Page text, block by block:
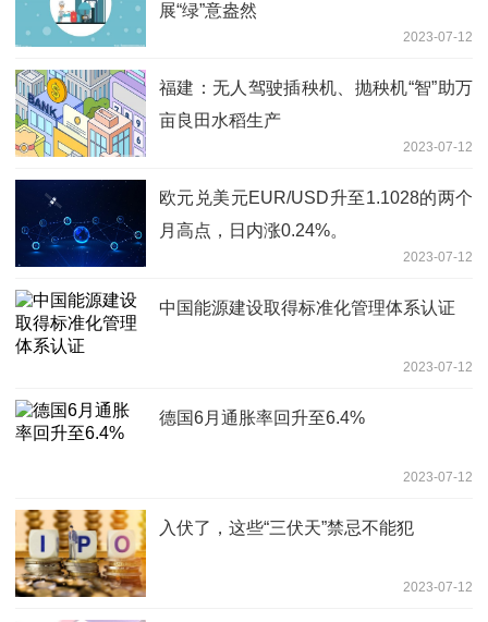
展“绿”意盎然
2023-07-12
福建：无人驾驶插秧机、抛秧机“智”助万
亩良田水稻生产
2023-07-12
欧元兑美元EUR/USD升至1.1028的两个
月高点，日内涨0.24%。
2023-07-12
中国能源建设取得标准化管理体系认证
2023-07-12
德国6月通胀率回升至6.4%
2023-07-12
入伏了，这些“三伏天”禁忌不能犯
2023-07-12